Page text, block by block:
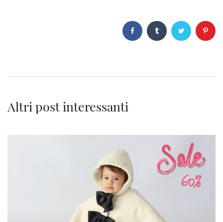
Altri post interessanti